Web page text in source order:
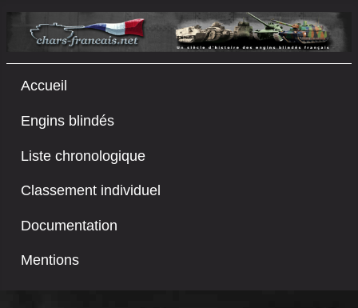
Accueil
Engins blindés
Liste chronologique
Classement individuel
Documentation
Mentions